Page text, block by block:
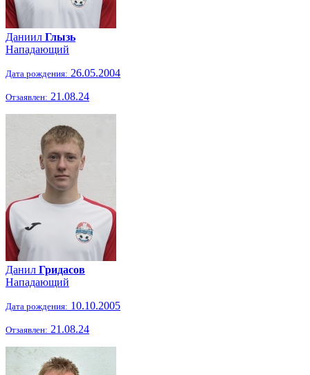
Даниил Глызь
Нападающий
Дата рождения: 26.05.2004
Отзаявлен: 21.08.24
Данил Гридасов
Нападающий
Дата рождения: 10.10.2005
Отзаявлен: 21.08.24